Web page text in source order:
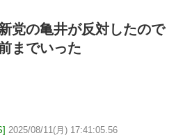
党の亀井が反対したので
までいった
2025/08/11(月) 17:41:05.56